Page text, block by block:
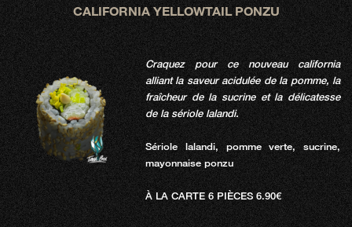
CALIFORNIA YELLOWTAIL PONZU
Craquez pour ce nouveau california
alliant la saveur acidulée de la pomme, la
fraîcheur de la sucrine et la délicatesse
de la sériole lalandi.
Sériole lalandi, pomme verte, sucrine,
mayonnaise ponzu
À LA CARTE 6 PIÈCES 6.90€